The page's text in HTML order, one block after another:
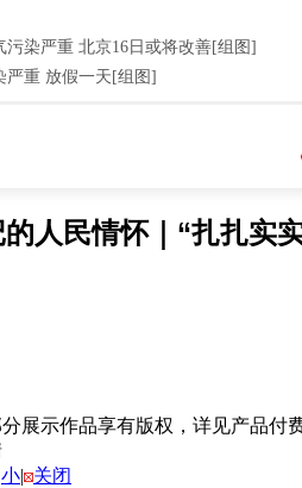
污染严重 北京16日或将改善[组图]
严重 放假一天[组图]
展示作品享有版权，详见产品付
小| 关闭